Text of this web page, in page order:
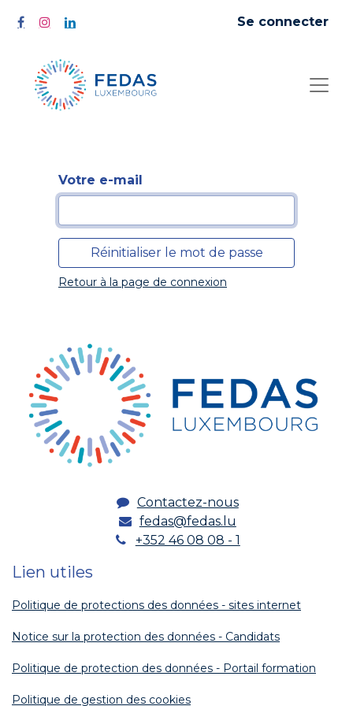
Se connecter
Votre e-mail
Réinitialiser le mot de passe
Retour à la page de connexion
Contactez-nous
fedas@fedas.lu
+352 46 08 08 - 1
Lien utiles
Politique de protections des données - sites internet
Notice sur la protection des données - Candidats
Politique de protection des données - Portail formation
Politique de gestion des cookies